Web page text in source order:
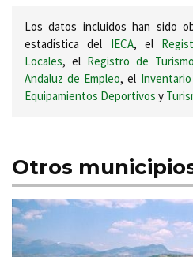
Los datos incluidos han sido
estadística del IECA, el
Locales, el Registro de
Andaluz de Empleo, el
Equipamientos Deportivos y
Otros